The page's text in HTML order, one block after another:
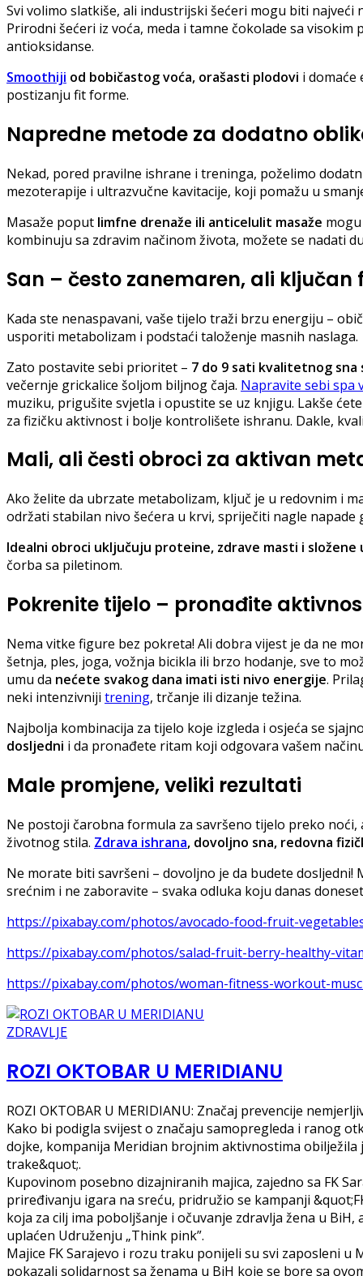
Svi volimo slatkiše, ali industrijski šećeri mogu biti
Prirodni šećeri iz voća, meda i tamne čokolade sa
antioksidanse.
Smoothiji od bobičastog voća, orašasti plodovi i domaće
postizanju fit forme.
Napredne metode za dodatno
Nekad, pored pravilne ishrane i treninga, poželimo
mezoterapije i ultrazvučne kavitacije, koji pomažu u
Masaže poput limfne drenaže ili anticelulit masaže
kombinuju sa zdravim načinom života, možete se nadati
San – često zanemaren, ali ključan
Kada ste nenaspavani, vaše tijelo traži brzu energiju –
usporiti metabolizam i podstaći taloženje masnih naslaga.
Zato postavite sebi prioritet – 7 do 9 sati kvalitetnog sna
večernje grickalice šoljom biljnog čaja. Napravite sebi spa
muziku, prigušite svjetla i opustite se uz knjigu. Lakše
za fizičku aktivnost i bolje kontrolišete ishranu. Dakle,
Mali, ali česti obroci za aktivan
Ako želite da ubrzate metabolizam, ključ je u redovnim i
održati stabilan nivo šećera u krvi, spriječiti nagle
Idealni obroci uključuju proteine, zdrave masti i
čorba sa piletinom.
Pokrenite tijelo – pronađite
Nema vitke figure bez pokreta! Ali dobra vijest je da ne
šetnja, ples, joga, vožnja bicikla ili brzo hodanje, sve to
umu da nećete svakog dana imati isti nivo energije.
neki intenzivniji trening, trčanje ili dizanje težina.
Najbolja kombinacija za tijelo koje izgleda i osjeća se
dosljedni i da pronađete ritam koji odgovara vašem
Male promjene, veliki rezultati
Ne postoji čarobna formula za savršeno tijelo preko
životnog stila. Zdrava ishrana, dovoljno sna, redovna
Ne morate biti savršeni – dovoljno je da budete
srećnim i ne zaboravite – svaka odluka koju danas
https://pixabay.com/photos/avocado-food-fruit-
https://pixabay.com/photos/salad-fruit-berry-healthy-
https://pixabay.com/photos/woman-fitness-workout-
ZDRAVLJE
ROZI OKTOBAR U MERIDIANU
ROZI OKTOBAR U MERIDIANU: Značaj prevencije
Kako bi podigla svijest o značaju samopregleda i ranog
dojke, kompanija Meridian brojnim aktivnostima obilježila
trake&quot;.
Kupovinom posebno dizajniranih majica, zajedno sa FK
priređivanju igara na sreću, pridružio se kampanji
koja za cilj ima poboljšanje i očuvanje zdravlja žena u BiH,
uplaćen Udruženju „Think pink”.
Majice FK Sarajevo i rozu traku ponijeli su svi zaposleni u
pokazali solidarnost sa ženama u BiH koje se bore sa